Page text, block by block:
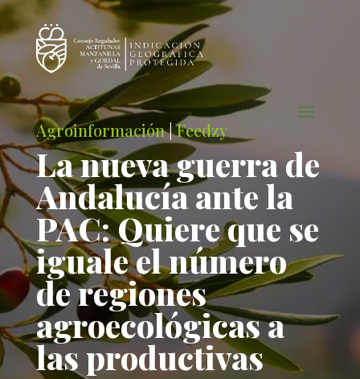
Agroinformación|Feedzy
La nueva guerra de
Andalucía ante la
PAC: Quiere que se
iguale el número
de regiones
agroecológicas a
las productivas